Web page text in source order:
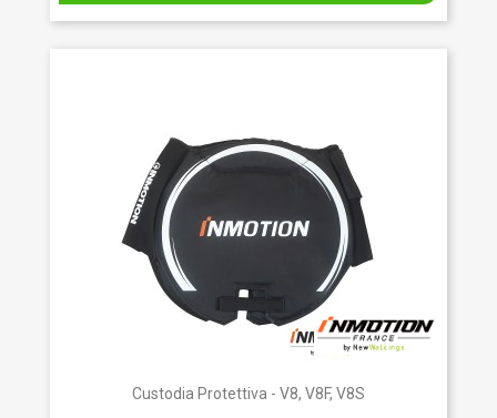
Custodia Protettiva - V8, V8F, V8S